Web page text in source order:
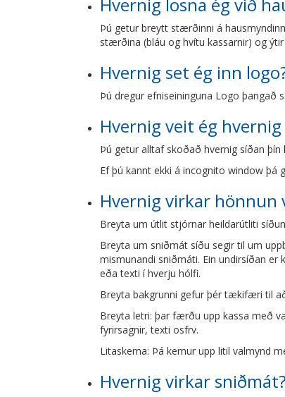
Þú getur breytt stærðinni á
stærðina (bláu og hvítu kassarnir) og
Hvernig set ég inn
Þú dregur efniseininguna Logo þangað
Hvernig veit ég
Þú getur alltaf skoðað hvernig síðan
Ef þú kannt ekki á incognito window
Hvernig virkar hönnun
Breyta um útlit stjórnar heildarútliti
Breyta um sniðmát síðu segir til um
mismunandi sniðmáti. Ein undirsíðan
eða texti í hverju hólfi.
Breyta bakgrunni gefur þér tækifæri til
Breyta letri: þar færðu upp kassa með
fyrirsagnir, texti osfrv.
Litaskema: Þá kemur upp litil valmynd
Hvernig virkar sniðmát?